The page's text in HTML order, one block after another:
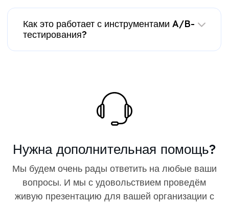
Как это работает с инструментами A/B-
тестирования?
Нужна дополнительная помощь?
Мы будем очень рады ответить на любые ваши
вопросы. И мы с удовольствием проведём
живую презентацию для вашей организации с